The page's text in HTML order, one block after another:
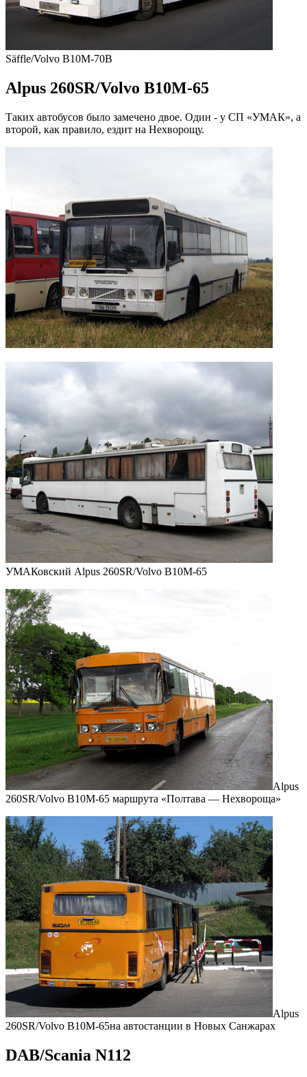
Säffle/Volvo B10M-70B
Alpus 260SR/Volvo B10M-65
Таких автобусов было замечено двое. Один - у СП «УМАК», а
второй, как правило, ездит на Нехворощу.
УМАКовский Alpus 260SR/Volvo B10M-65
Alpus
260SR/Volvo B10M-65 маршрута «Полтава — Нехвороща»
Alpus
260SR/Volvo B10M-65на автостанции в Новых Санжарах
DAB/Scania N112